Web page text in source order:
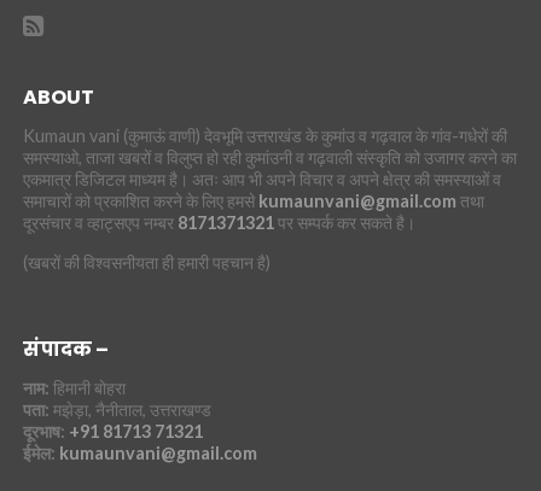
ABOUT
Kumaun vani (कुमाऊं वाणी) देवभूमि उत्तराखंड के कुमांउ व गढ़वाल के गांव-गधेरों की
समस्याओ, ताजा खबरों व विलुप्त हो रही कुमांउनी व गढ़वाली संस्कृति को उजागर करने का
एकमात्र डिजिटल माध्यम है। अतः आप भी अपने विचार व अपने क्षेत्र की समस्याओं व
समाचारों को प्रकाशित करने के लिए हमसे kumaunvani@gmail.com तथा
दूरसंचार व व्हाट्सएप नम्बर 8171371321पर सम्पर्क कर सकते है।
(खबरों की विश्वसनीयता ही हमारी पहचान है)
संपादक –
नाम: हिमानी बोहरा
पता: मझेड़ा, नैनीताल, उत्तराखण्ड
दूरभाष: +91 81713 71321
ईमेल: kumaunvani@gmail.com